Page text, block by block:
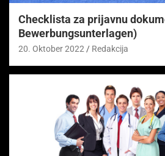
Checklista za prijavnu
Bewerbungsunterlagen)
20. Oktober 2022 Redakcija